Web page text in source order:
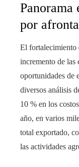
Panorama
por
El fortalecimiento
incremento de las
oportunidades de
diversos análisis
10 % en los
año, en varios
total exportado,
las actividades